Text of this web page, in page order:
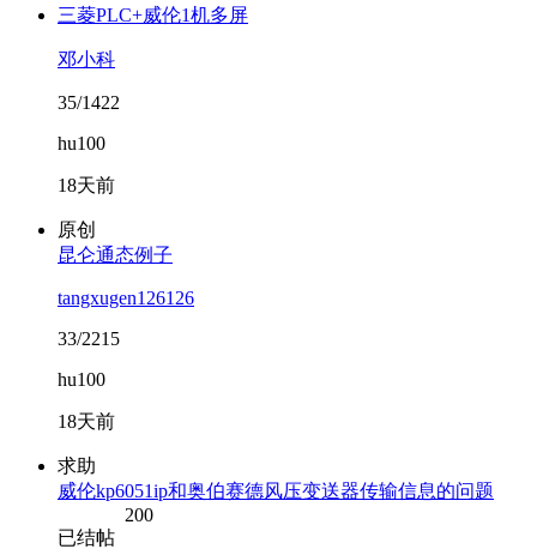
三菱PLC+威伦1机多屏
邓小科
35/1422
hu100
18天前
原创
昆仑通态例子
tangxugen126126
33/2215
hu100
18天前
求助
威伦kp6051ip和奥伯赛德风压变送器传输信息的问题
200
已结帖